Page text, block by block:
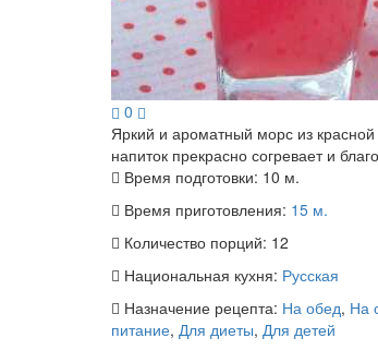
0
Яркий и ароматный морс из
напиток прекрасно согревает и
Время подготовки: 10 м.
Время приготовления: 15 м.
Количество порций: 12
Национальная кухня: Русская
Назначение рецепта: На обед, На
питание, Для диеты, Для детей